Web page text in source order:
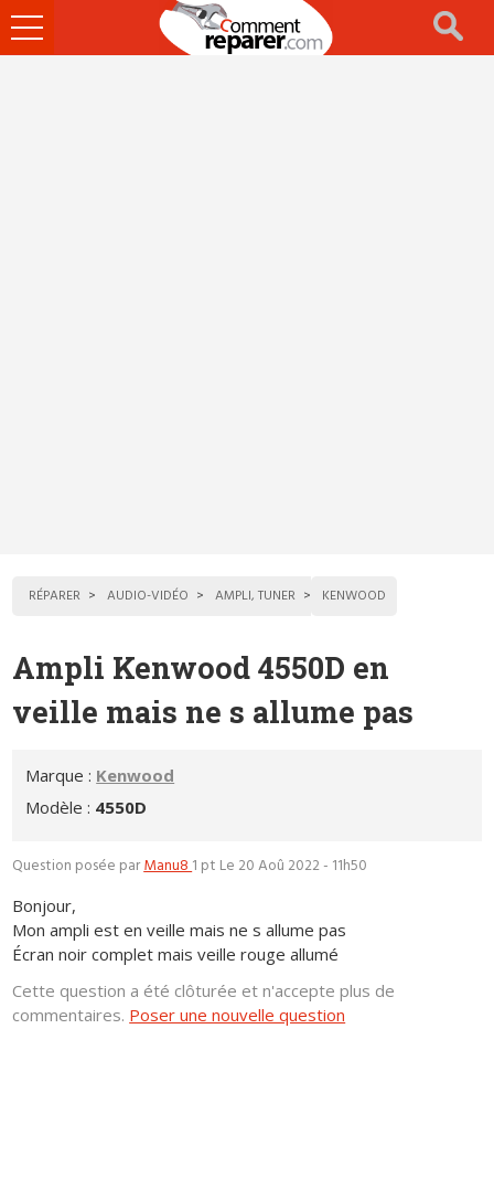
Ouvrir
le
RÉPARER AUDIO-VIDÉO AMPLI, TUNER KENWOOD
Ampli Kenwood 4550D en
veille mais ne s allume pas
Marque : Kenwood
Modèle : 4550D
Question posée parManu81 pt Le 20 Aoû 2022 - 11h50
Bonjour,
Mon ampli est en veille mais ne s allume pas
Écran noir complet mais veille rouge allumé
Cette question a été clôturée et n'accepte plus de
commentaires. Poser une nouvelle question